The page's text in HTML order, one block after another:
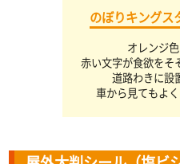
のぼりキングス
オレンジ色
赤い文字が食欲を
道路わきに設
車から見てもよ